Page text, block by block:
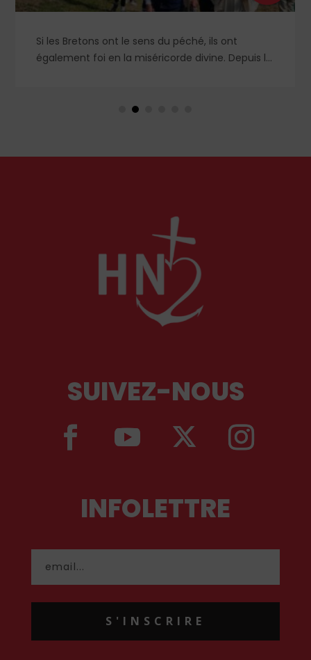
ils ont
divine. Depuis le
Au cœur de l’été, la Sainte Église
Anne et saint Joachim, parents
SUIVEZ-NOUS
INFOLETTRE
S'INSCRIRE